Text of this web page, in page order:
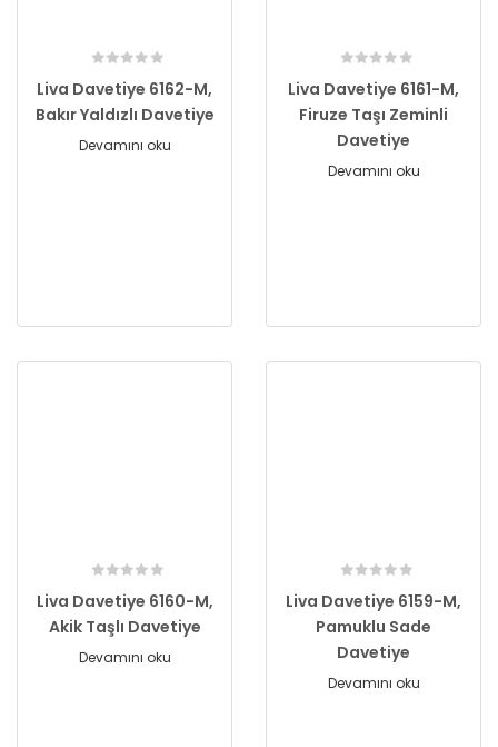
Liva Davetiye 6162-M,
Bakır Yaldızlı Davetiye
Devamını oku
Liva Davetiye 6161-M,
Firuze Taşı Zeminli
Davetiye
Devamını oku
Liva Davetiye 6160-M,
Akik Taşlı Davetiye
Devamını oku
Liva Davetiye 6159-M,
Pamuklu Sade
Davetiye
Devamını oku